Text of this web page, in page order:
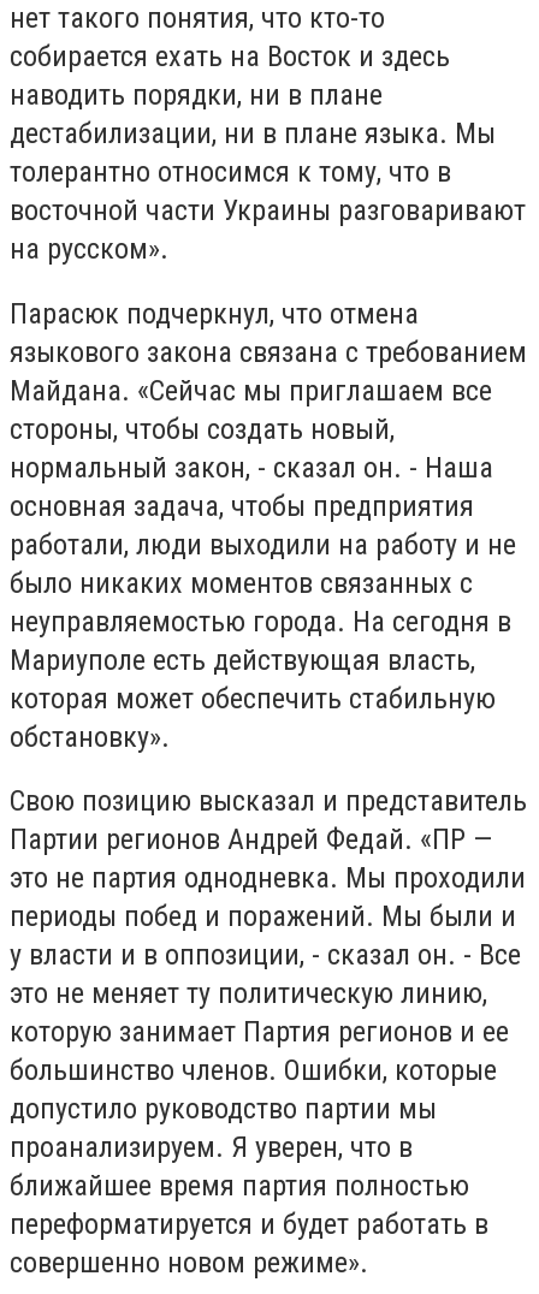
нет такого понятия, что кто-то
собирается ехать на Восток и здесь
наводить порядки, ни в плане
дестабилизации, ни в плане языка. Мы
толерантно относимся к тому, что в
восточной части Украины разговаривают
на русском».
Парасюк подчеркнул, что отмена
языкового закона связана с требованием
Майдана. «Сейчас мы приглашаем все
стороны, чтобы создать новый,
нормальный закон, - сказал он. - Наша
основная задача, чтобы предприятия
работали, люди выходили на работу и не
было никаких моментов связанных с
неуправляемостью города. На сегодня в
Мариуполе есть действующая власть,
которая может обеспечить стабильную
обстановку».
Свою позицию высказал и представитель
Партии регионов Андрей Федай. «ПР —
это не партия однодневка. Мы проходили
периоды побед и поражений. Мы были и
у власти и в оппозиции, - сказал он. - Все
это не меняет ту политическую линию,
которую занимает Партия регионов и ее
большинство членов. Ошибки, которые
допустило руководство партии мы
проанализируем. Я уверен, что в
ближайшее время партия полностью
переформатируется и будет работать в
совершенно новом режиме».